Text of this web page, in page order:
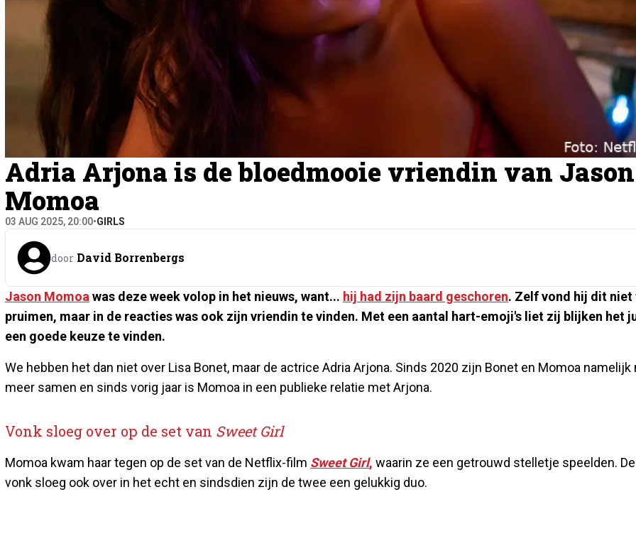
Adria Arjona is de bloedmooie vriendin van Jason
Momoa
03 AUG 2025, 20:00•GIRLS
door David Borrenbergs
Jason Momoawas deze week volop in het nieuws, want... hij had zijn baard geschoren. Zelf vond hij dit niet
pruimen, maar in de reacties was ook zijn vriendin te vinden. Met een aantal hart-emoji's liet zij blijken het
een goede keuze te vinden.
We hebben het dan niet over Lisa Bonet, maar de actrice Adria Arjona. Sinds 2020 zijn Bonet en Momoa namelijk
meer samen en sinds vorig jaar is Momoa in een publieke relatie met Arjona.
Vonk sloeg over op de set van Sweet Girl
Momoa kwam haar tegen op de set van de Netflix-film Sweet Girl, waarin ze een getrouwd stelletje speelden. De
vonk sloeg ook over in het echt en sindsdien zijn de twee een gelukkig duo.